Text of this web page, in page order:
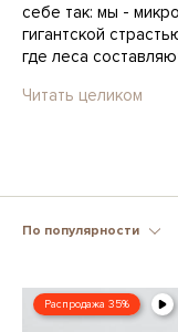
себе так: мы -
гигантской
где леса
Читать целиком
По популярности
Распродажа 35%